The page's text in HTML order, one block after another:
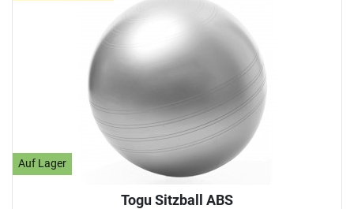
Auf Lager
Togu Sitzball ABS